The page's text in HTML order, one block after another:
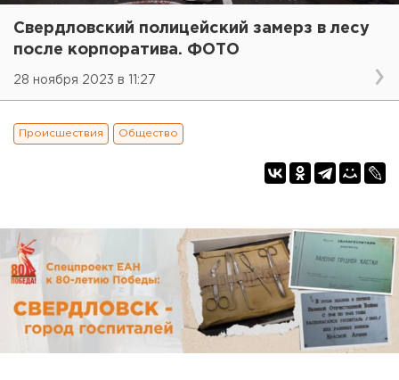
Свердловский полицейский замерз в лесу
после корпоратива. ФОТО
28 ноября 2023 в 11:27
Происшествия Общество